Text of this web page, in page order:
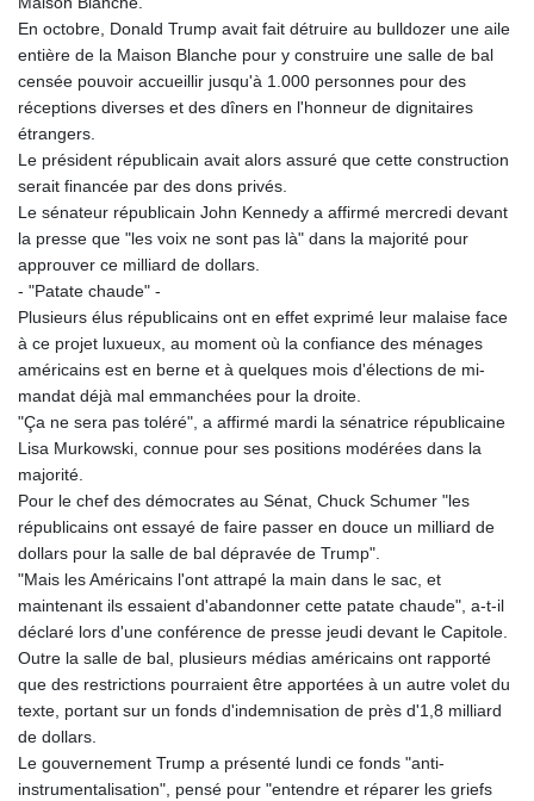
En octobre, Donald Trump avait fait détruire au bulldozer une aile
entière de la Maison Blanche pour y construire une salle de bal
censée pouvoir accueillir jusqu'à 1.000 personnes pour des
réceptions diverses et des dîners en l'honneur de dignitaires
étrangers.
Le président républicain avait alors assuré que cette construction
serait financée par des dons privés.
Le sénateur républicain John Kennedy a affirmé mercredi devant
la presse que "les voix ne sont pas là" dans la majorité pour
approuver ce milliard de dollars.
- "Patate chaude" -
Plusieurs élus républicains ont en effet exprimé leur malaise face
à ce projet luxueux, au moment où la confiance des ménages
américains est en berne et à quelques mois d'élections de mi-
mandat déjà mal emmanchées pour la droite.
"Ça ne sera pas toléré", a affirmé mardi la sénatrice républicaine
Lisa Murkowski, connue pour ses positions modérées dans la
majorité.
Pour le chef des démocrates au Sénat, Chuck Schumer "les
républicains ont essayé de faire passer en douce un milliard de
dollars pour la salle de bal dépravée de Trump".
"Mais les Américains l'ont attrapé la main dans le sac, et
maintenant ils essaient d'abandonner cette patate chaude", a-t-il
déclaré lors d'une conférence de presse jeudi devant le Capitole.
Outre la salle de bal, plusieurs médias américains ont rapporté
que des restrictions pourraient être apportées à un autre volet du
texte, portant sur un fonds d'indemnisation de près d'1,8 milliard
de dollars.
Le gouvernement Trump a présenté lundi ce fonds "anti-
instrumentalisation", pensé pour "entendre et réparer les griefs